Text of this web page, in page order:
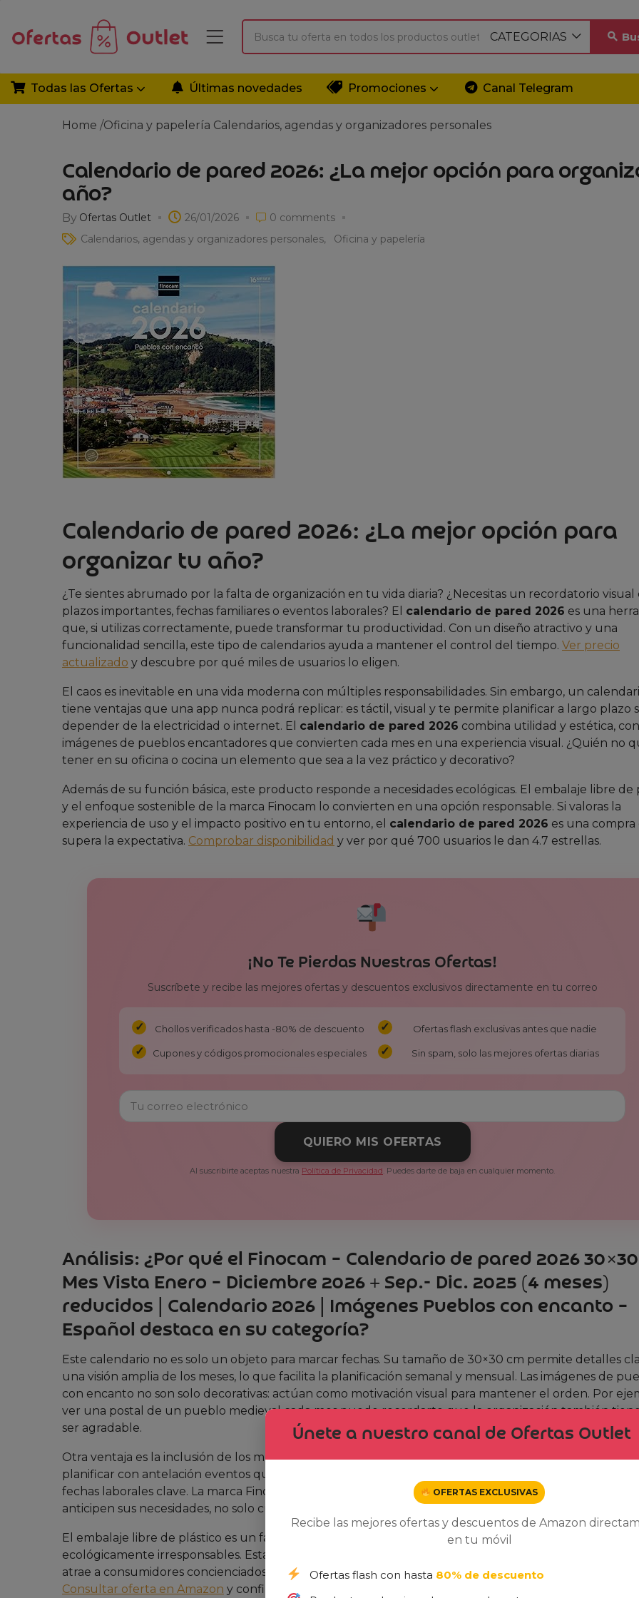
CATEGORIAS
Todas las Ofertas Últimas novedades Promociones Canal Telegram
Home /Oficina y papelería Calendarios, agendas y organizadores personales
Calendario de pared 2026: ¿La mejor opción para
año?
By Ofertas Outlet 26/01/2026 0 comments
Calendarios, agendas y organizadores personales
Oficina y papelería
Calendario de pared 2026: ¿La mejor opción para
organizar tu año?
¿Te sientes abrumado por la falta de organización en tu vida diaria? ¿Necesitas un recordatorio visual
plazos importantes, fechas familiares o eventos laborales? El calendario de pared 2026 es una
que, si utilizas correctamente, puede transformar tu productividad. Con un diseño atractivo y una
funcionalidad sencilla, este tipo de calendarios ayuda a mantener el control del tiempo. Ver precio
actualizado y descubre por qué miles de usuarios lo eligen.
El caos es inevitable en una vida moderna con múltiples responsabilidades. Sin embargo, un
tiene ventajas que una app nunca podrá replicar: es táctil, visual y te permite planificar a largo plazo
depender de la electricidad o internet. El calendario de pared 2026 combina utilidad y estética, con
imágenes de pueblos encantadores que convierten cada mes en una experiencia visual. ¿Quién no
tener en su oficina o cocina un elemento que sea a la vez práctico y decorativo?
Además de su función básica, este producto responde a necesidades ecológicas. El embalaje libre de
y el enfoque sostenible de la marca Finocam lo convierten en una opción responsable. Si valoras la
experiencia de uso y el impacto positivo en tu entorno, el calendario de pared 2026 es una
supera la expectativa. Comprobar disponibilidad y ver por qué 700 usuarios le dan 4.7 estrellas.
¡No Te Pierdas Nuestras Ofertas!
Suscríbete y recibe las mejores ofertas y descuentos exclusivos directamente en tu correo
Chollos verificados hasta -80% de descuento Ofertas flash exclusivas antes que nadie
Cupones y códigos promocionales especiales Sin spam, solo las mejores ofertas diarias
QUIERO MIS OFERTAS
Al suscribirte aceptas nuestra Política de Privacidad. Puedes darte de baja en cualquier momento.
Análisis: ¿Por qué el Finocam – Calendario de pared 2026
Mes Vista Enero – Diciembre 2026 + Sep.- Dic. 2025 (4 meses)
reducidos | Calendario 2026 | Imágenes Pueblos con encanto –
Español destaca en su categoría?
Este calendario no es solo un objeto para marcar fechas. Su tamaño de 30×30 cm permite detalles
una visión amplia de los meses, lo que facilita la planificación semanal y mensual. Las imágenes de
con encanto no son solo decorativas: actúan como motivación visual para mantener el orden. Por
ver una postal de un pueblo medieval cada mes puede recordarte que la organización también
ser agradable.
Otra ventaja es la inclusión de los meses de septiembre a diciembre de 2025. Esta característica es
planificar con antelación eventos que requieren preparación temprana, como vacaciones,
fechas laborales clave. La marca Finocam ha entendido que los usuarios necesitan soluciones
anticipen sus necesidades, no solo cubrir el año actual.
El embalaje libre de plástico es un factor diferenciador en un mercado saturado de productos
ecológicamente irresponsables. Esta característica no solo reduce la huella de carbono, sino que
atrae a consumidores concienciados que buscan productos sostenibles sin comprometer la calidad.
Consultar oferta en Amazon y confirmar que la sostenibilidad y la funcionalidad pueden coexistir.
Únete a nuestro canal de Ofertas Outlet
OFERTAS EXCLUSIVAS
Recibe las mejores ofertas y descuentos de Amazon
en tu móvil
Ofertas flash con hasta 80% de descuento